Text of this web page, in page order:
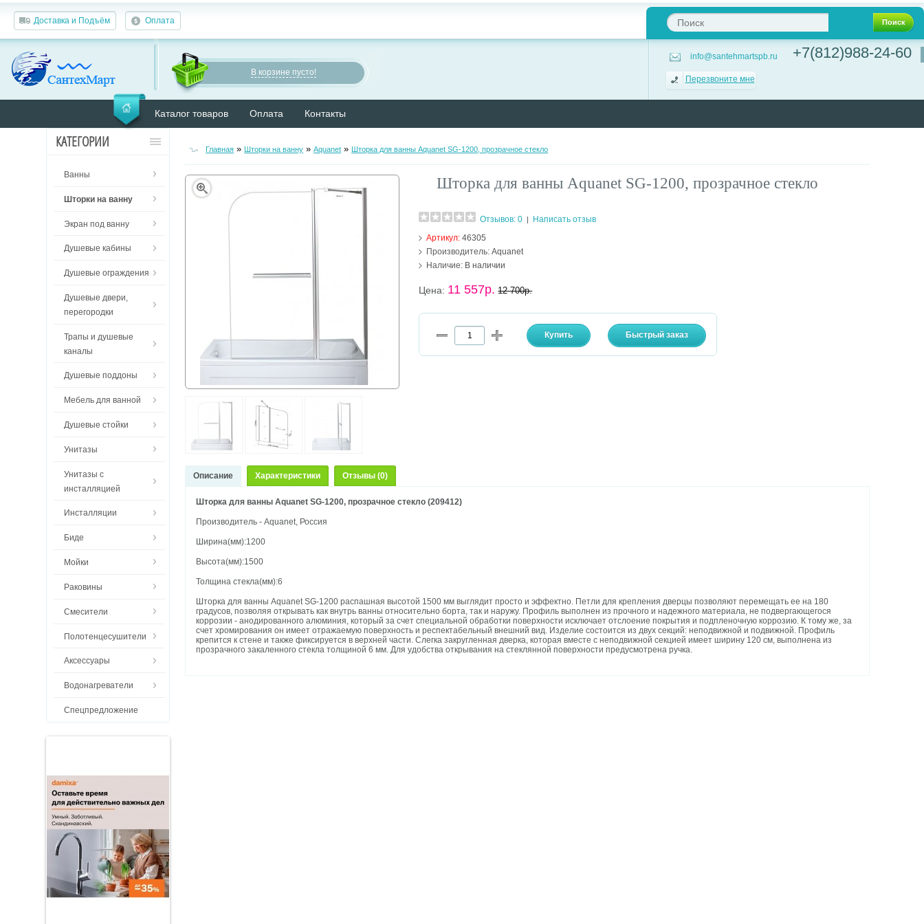
Доставка и Подъём Оплата Поиск
В корзине пусто!
info@santehmartspb.ru
Перезвоните мне
+7(812)988-24-60
Каталог товаров Оплата Контакты
КАТЕГОРИИ
Ванны
Шторки на ванну
Экран под ванну
Душевые кабины
Душевые ограждения
Душевые двери,
перегородки
Трапы и душевые
каналы
Душевые поддоны
Мебель для ванной
Душевые стойки
Унитазы
Унитазы с
инсталляцией
Инсталляции
Биде
Мойки
Раковины
Смесители
Полотенцесушители
Аксессуары
Водонагреватели
Спецпредложение
Главная » Шторки на ванну »Aquanet » Шторка для ванны Aquanet SG-1200, прозрачное стекло
Шторка для ванны Aquanet SG-1200, прозрачное стекло
Отзывов: 0 |
Написать отзыв
Артикул:46305
Производитель: Aquanet
Наличие: В наличии
Цена: 11 557р. 12 700р.
Описание Характеристики Отзывы (0)
Шторка для ванны Aquanet SG-1200, прозрачное стекло (209412)
Производитель - Aquanet, Россия
Ширина(мм):1200
Высота(мм):1500
Толщина стекла(мм):6
Шторка для ванны Aquanet SG-1200 распашная высотой 1500 мм выглядит просто и эффектно. Петли для крепления дверцы позволяют перемещать ее на 180
градусов, позволяя открывать как внутрь ванны относительно борта, так и наружу. Профиль выполнен из прочного и надежного материала, не подвергающегося
коррозии - анодированного алюминия, который за счет специальной обработки поверхности исключает отслоение покрытия и подпленочную коррозию. К тому же, за
счет хромирования он имеет отражаемую поверхность и респектабельный внешний вид. Изделие состоится из двух секций: неподвижной и подвижной. Профиль
крепится к стене и также фиксируется в верхней части. Слегка закругленная дверка, которая вместе с неподвижной секцией имеет ширину 120 см, выполнена из
прозрачного закаленного стекла толщиной 6 мм. Для удобства открывания на стеклянной поверхности предусмотрена ручка.